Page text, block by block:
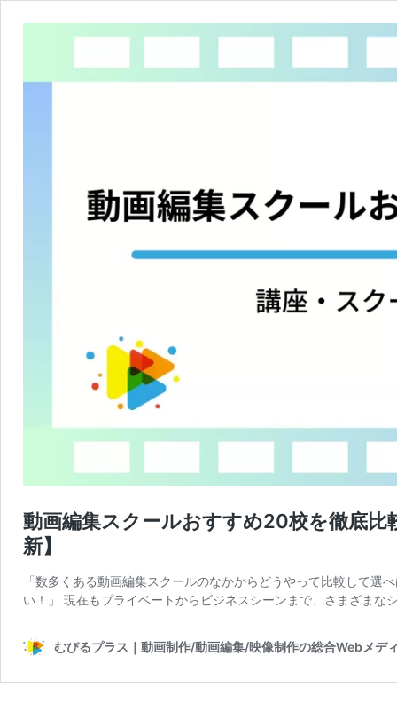
動画編集スクールおすすめ20校を徹底
新】
「数多くある動画編集スクールのなかからどうやって比較して
い！」 現在もプライベートからビジネスシーンまで、さまざま
むびるプラス｜動画制作/動画編集/映像制作の総合Webメデ